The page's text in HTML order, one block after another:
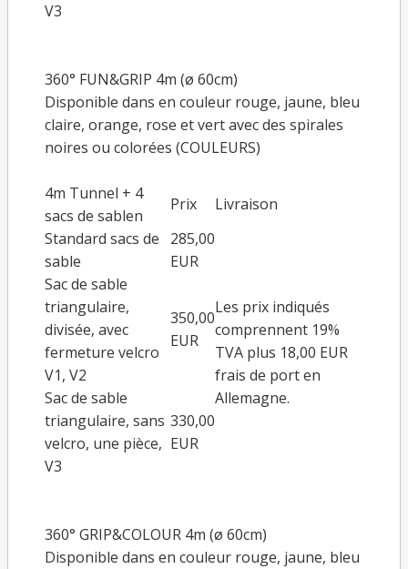
V3
360° FUN&GRIP 4m (ø 60cm)
Disponible dans en couleur rouge, jaune, bleu
claire, orange, rose et vert avec des spirales
noires ou colorées (COULEURS)
4m Tunnel + 4
sacs de sablen
Prix
Livraison
Standard sacs de
sable
285,00
EUR
Les prix indiqués
comprennent 19%
TVA plus 18,00 EUR
frais de port en
Allemagne.
Sac de sable
triangulaire,
divisée, avec
fermeture velcro
V1, V2
350,00
EUR
Sac de sable
triangulaire, sans
velcro, une pièce,
V3
330,00
EUR
360° GRIP&COLOUR 4m (ø 60cm)
Disponible dans en couleur rouge, jaune, bleu